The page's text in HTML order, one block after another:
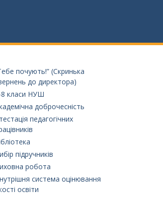
почують!” (Скринька
до директора)
класи НУШ
доброчесність
педагогічних
підручників
робота
система оцінювання
освіти